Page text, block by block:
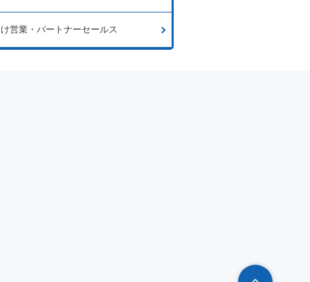
営業・パートナーセールス